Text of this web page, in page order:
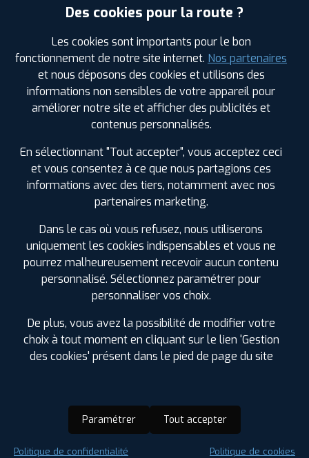
FAIRE INSTALLER CE PNEU
AVIS CLIENTS ÉTIQUETAGE
Étiquetage
Des cookies pour la route ?
Les cookies sont importants pour le bon
fonctionnement de notre site internet. Nos partenaires
et nous déposons des cookies et utilisons des
informations non sensibles de votre appareil pour
améliorer notre site et afficher des publicités et
contenus personnalisés.
En sélectionnant "Tout accepter", vous acceptez ceci
et vous consentez à ce que nous partagions ces
informations avec des tiers, notamment avec nos
partenaires marketing.
Dans le cas où vous refusez, nous utiliserons
uniquement les cookies indispensables et vous ne
pourrez malheureusement recevoir aucun contenu
personnalisé. Sélectionnez paramétrer pour
personnaliser vos choix.
De plus, vous avez la possibilité de modifier votre
choix à tout moment en cliquant sur le lien 'Gestion
des cookies' présent dans le pied de page du site
Paramétrer Tout accepter
Politique de confidentialité Politique de cookies